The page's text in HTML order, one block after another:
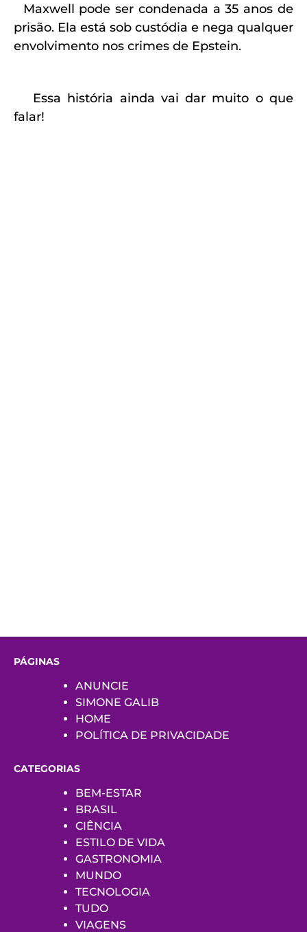
Maxwell pode ser condenada a 35 anos de
prisão. Ela está sob custódia e nega qualquer
envolvimento nos crimes de Epstein.
Essa história ainda vai dar muito o que
falar!
PÁGINAS
ANUNCIE
SIMONE GALIB
HOME
POLÍTICA DE PRIVACIDADE
CATEGORIAS
BEM-ESTAR
BRASIL
CIÊNCIA
ESTILO DE VIDA
GASTRONOMIA
MUNDO
TECNOLOGIA
TUDO
VIAGENS